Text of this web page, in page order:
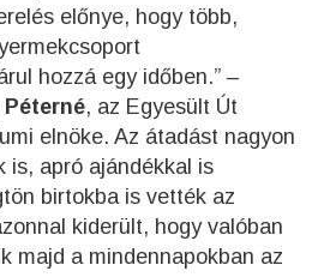
előnye, hogy több,
hozzá egy időben.” –
, az Egyesült Út
elnöke. Az átadást nagyon
is, apró ajándékkal is
birtokba is vették az
kiderült, hogy valóban
majd a mindennapokban az